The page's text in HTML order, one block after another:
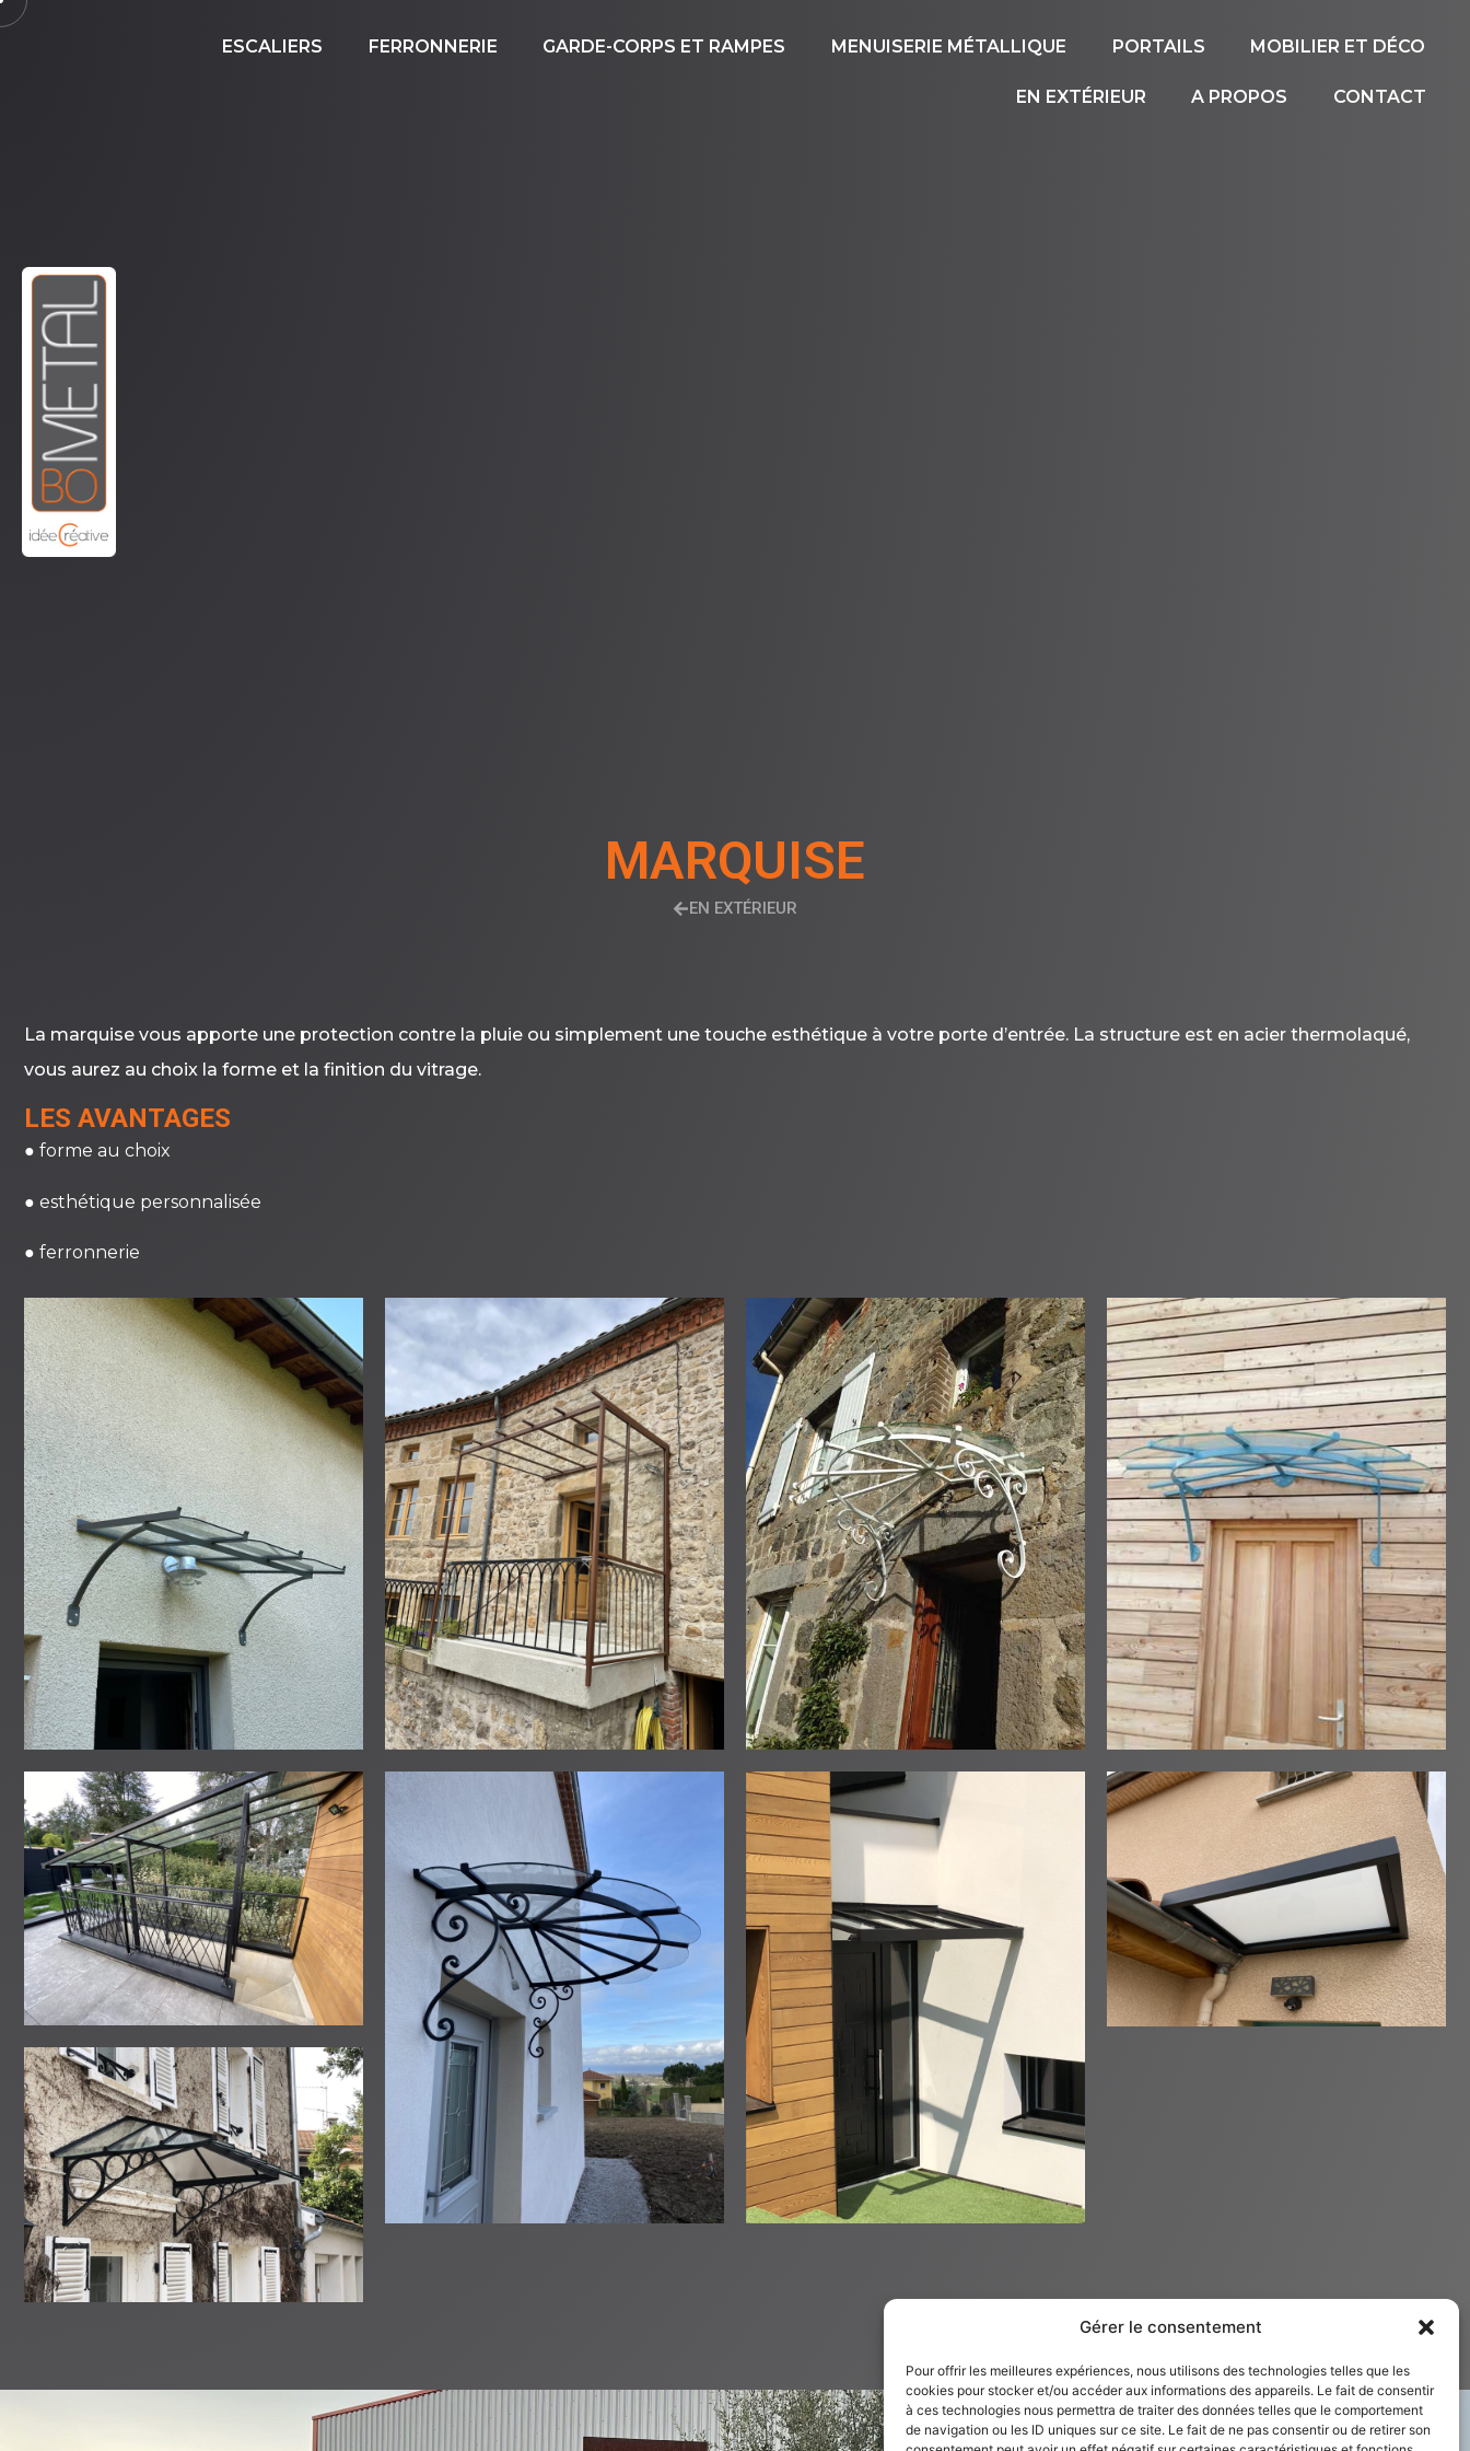
Gérer le consentement
Pour offrir les meilleures expériences, nous utilisons des technologies telles que les
cookies pour stocker et/ou accéder aux informations des appareils. Le fait de consentir
à ces technologies nous permettra de traiter des données telles que le comportement
de navigation ou les ID uniques sur ce site. Le fait de ne pas consentir ou de retirer son
ESCALIERS FERRONNERIE GARDE-CORPS ET RAMPES MENUISERIE MÉTALLIQUE PORTAILS MOBILIER ET DÉCO
EN EXTÉRIEUR A PROPOS CONTACT
MARQUISE
EN EXTÉRIEUR
La marquise vous apporte une protection contre la pluie ou simplement une touche esthétique à votre porte d’entrée. La structure est en acier thermolaqué,
vous aurez au choix la forme et la finition du vitrage.
LES AVANTAGES
● forme au choix
● esthétique personnalisée
● ferronnerie